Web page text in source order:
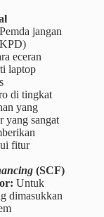
Pemda jangan
eceran
laptop
di tingkat
yang
yang sangat
fitur
(SCF)
Untuk
dimasukkan